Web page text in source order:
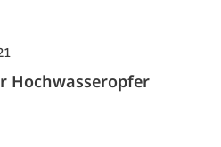
Hochwasseropfer